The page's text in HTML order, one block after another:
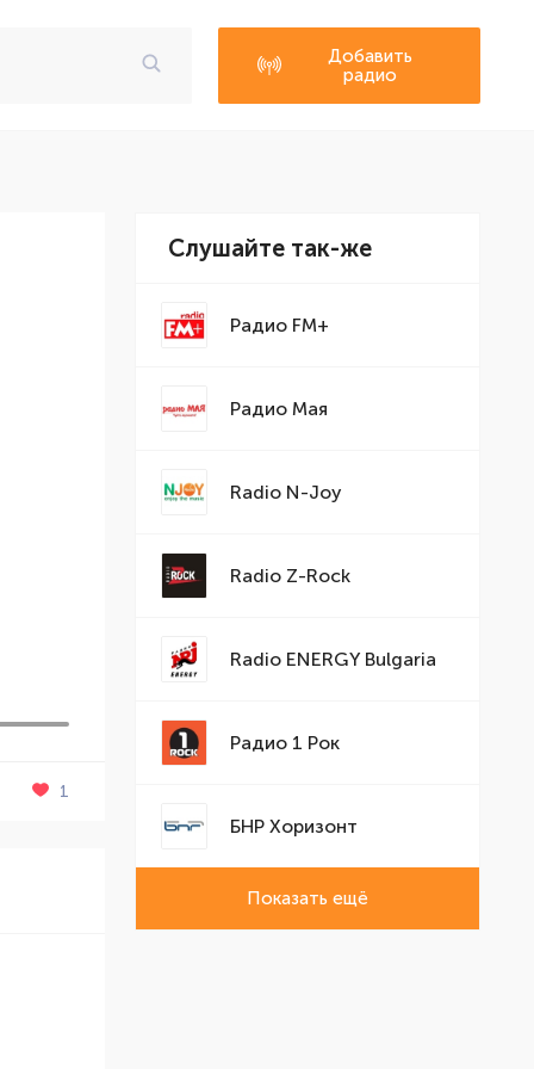
Добавить
радио
1
Слушайте так-же
Радио FM+
Радио Мая
Radio N-Joy
Radio Z-Rock
Radio ENERGY Bulgaria
Радио 1 Рок
БНР Хоризонт
Показать ещё